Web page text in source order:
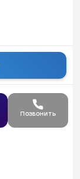
Позвонить